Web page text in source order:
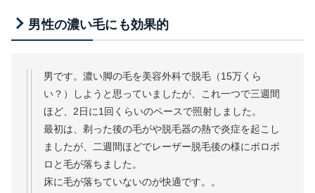
男性の濃い毛にも効果的
男です。濃い脚の毛を美容外科で脱毛（15万くら
い？）しようと思っていましたが、これ一つで三週間
ほど、2日に1回くらいのペースで照射しました。
最初は、剃った後の毛がや脱毛器の熱で炎症を起こし
ましたが、二週間ほどでレーザー脱毛後の様にポロポ
ロと毛が落ちました。
床に毛が落ちていないのが快適です。。